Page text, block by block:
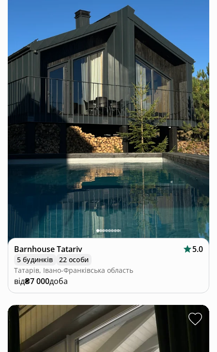
Barnhouse Tatariv 5.0
5 будинків
22 особи
Татарів, Івано-Франківська область
від₴7 000доба